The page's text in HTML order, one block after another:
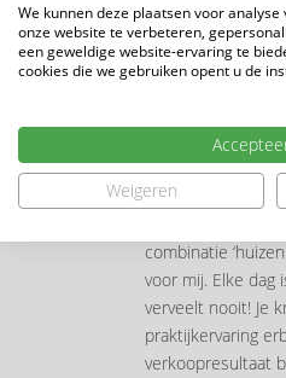
Onze makelaars
Makelaar
combinatie
voor mij. Elke dag
verveelt nooit! Je
praktijkervaring
verkoopresultaat
We kunnen deze plaatsen voor
onze website te verbeteren,
een geweldige website-ervaring te
cookies die we gebruiken opent u de
Weigeren